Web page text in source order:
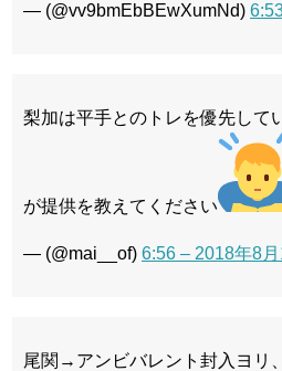
— (@vv9bmEbBEwXumNd)
梨加は平手とのトレを優先し
が提供を教えてください
— (@mai__of) 6:56 – 2018年8月
尾関→アンビバレント封入ヨリ